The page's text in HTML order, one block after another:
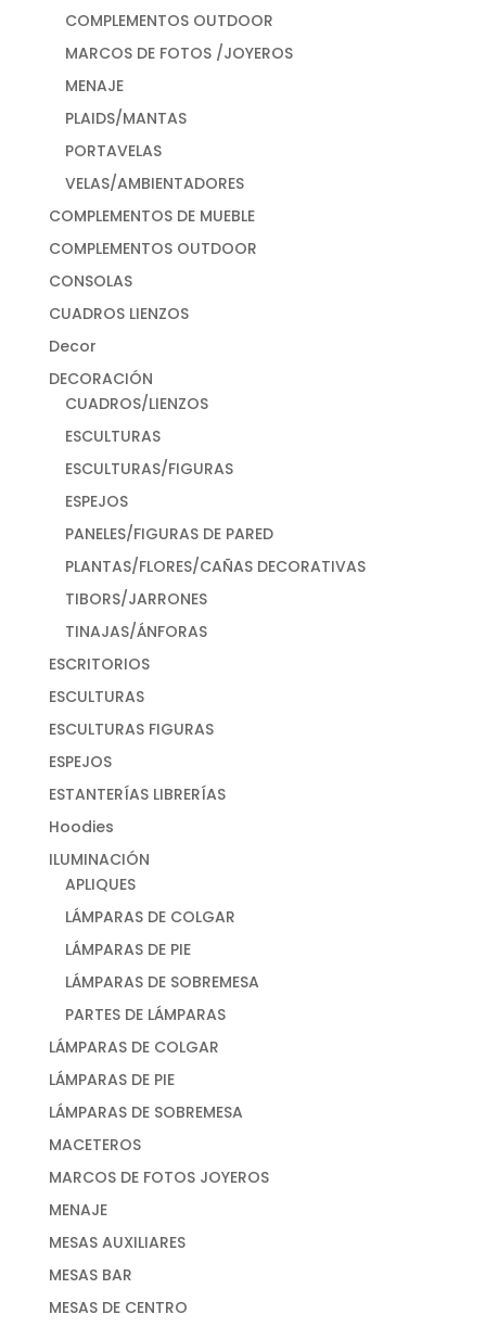
COMPLEMENTOS OUTDOOR
MARCOS DE FOTOS /JOYEROS
MENAJE
PLAIDS/MANTAS
PORTAVELAS
VELAS/AMBIENTADORES
COMPLEMENTOS DE MUEBLE
COMPLEMENTOS OUTDOOR
CONSOLAS
CUADROS LIENZOS
Decor
DECORACIÓN
CUADROS/LIENZOS
ESCULTURAS
ESCULTURAS/FIGURAS
ESPEJOS
PANELES/FIGURAS DE PARED
PLANTAS/FLORES/CAÑAS DECORATIVAS
TIBORS/JARRONES
TINAJAS/ÁNFORAS
ESCRITORIOS
ESCULTURAS
ESCULTURAS FIGURAS
ESPEJOS
ESTANTERÍAS LIBRERÍAS
Hoodies
ILUMINACIÓN
APLIQUES
LÁMPARAS DE COLGAR
LÁMPARAS DE PIE
LÁMPARAS DE SOBREMESA
PARTES DE LÁMPARAS
LÁMPARAS DE COLGAR
LÁMPARAS DE PIE
LÁMPARAS DE SOBREMESA
MACETEROS
MARCOS DE FOTOS JOYEROS
MENAJE
MESAS AUXILIARES
MESAS BAR
MESAS DE CENTRO